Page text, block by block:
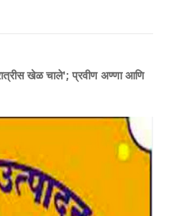
खेळ चाले'; प्रवीण अण्णा आणि